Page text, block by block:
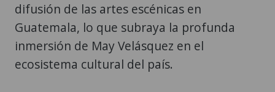
difusión de las artes escénicas en
Guatemala, lo que subraya la profunda
inmersión de May Velásquez en el
ecosistema cultural del país.